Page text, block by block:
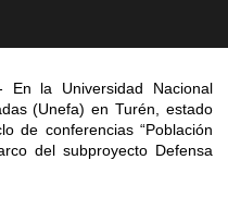
la Universidad Nacional
(Unefa) en Turén, estado
de conferencias “Población
del subproyecto Defensa